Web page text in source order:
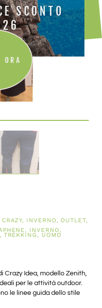
CRAZY, INVERNO ,OUTLET,
, INVERNO ,
, TREKKING , UOMO
Idea, modello Zenith,
per le attività outdoor.
le linee guida dello stile
SCONTO
ORA